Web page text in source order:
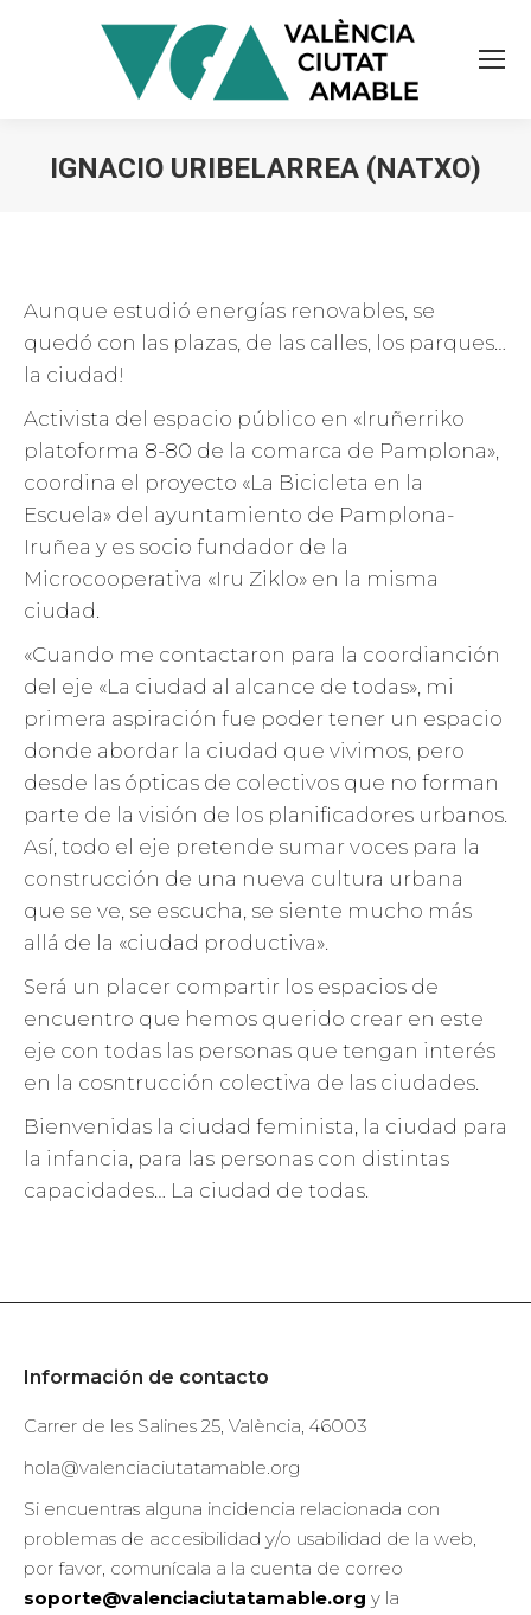
IGNACIO URIBELARREA (NATXO)
Aunque estudió energías renovables, se
quedó con las plazas, de las calles, los parques…
la ciudad!
Activista del espacio público en «Iruñerriko
platoforma 8-80 de la comarca de Pamplona»,
coordina el proyecto «La Bicicleta en la
Escuela» del ayuntamiento de Pamplona-
Iruñea y es socio fundador de la
Microcooperativa «Iru Ziklo» en la misma
ciudad.
«Cuando me contactaron para la coordianción
del eje «La ciudad al alcance de todas», mi
primera aspiración fue poder tener un espacio
donde abordar la ciudad que vivimos, pero
desde las ópticas de colectivos que no forman
parte de la visión de los planificadores urbanos.
Así, todo el eje pretende sumar voces para la
construcción de una nueva cultura urbana
que se ve, se escucha, se siente mucho más
allá de la «ciudad productiva».
Será un placer compartir los espacios de
encuentro que hemos querido crear en este
eje con todas las personas que tengan interés
en la cosntrucción colectiva de las ciudades.
Bienvenidas la ciudad feminista, la ciudad para
la infancia, para las personas con distintas
capacidades… La ciudad de todas.
Información de contacto
Carrer de les Salines 25, València, 46003
hola@valenciaciutatamable.org
Si encuentras alguna incidencia relacionada con
problemas de accesibilidad y/o usabilidad de la web,
por favor, comunícala a la cuenta de correo
soporte@valenciaciutatamable.org y la